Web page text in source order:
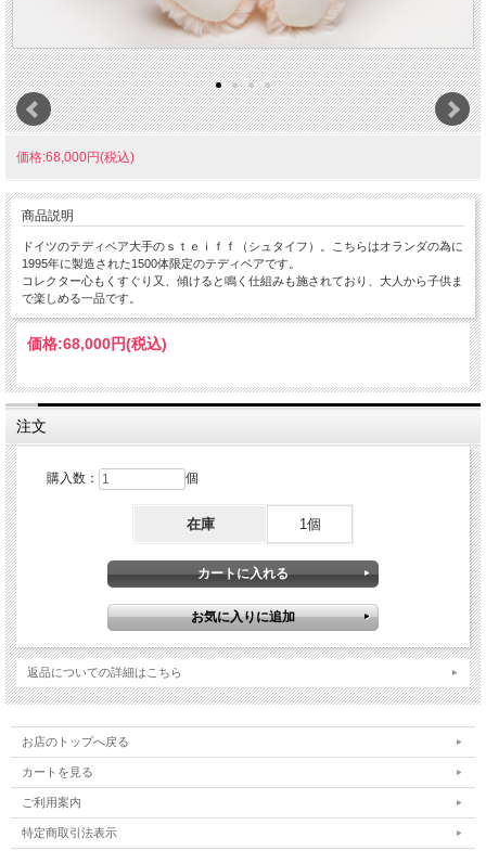
価格:68,000円(税込)
商品説明
ドイツのテディベア大手のｓｔｅｉｆｆ（シュタイフ）。こちらはオランダの為に
1995年に製造された1500体限定のテディベアです。
コレクター心もくすぐり又、傾けると鳴く仕組みも施されており、大人から子供ま
で楽しめる一品です。
価格:68,000円(税込)
注文
購入数： 個
在庫 1個
返品についての詳細はこちら
お店のトップへ戻る
カートを見る
ご利用案内
特定商取引法表示